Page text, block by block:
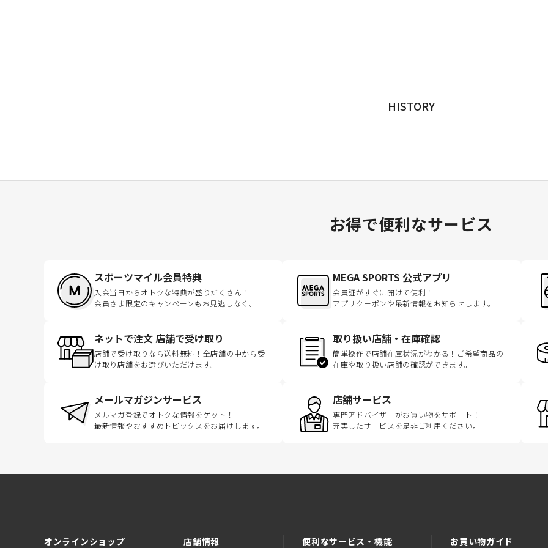
HISTORY
お得で便利なサービス
スポーツマイル会員特典
入会当日からオトクな特典が盛りだくさん！
会員さま限定のキャンペーンもお見逃しなく。
MEGA SPORTS 公式アプリ
会員証がすぐに開けて便利！
アプリクーポンや最新情報をお知らせします。
ネットで注文 店舗で受け取り
店舗で受け取りなら送料無料！全店舗の中から受
け取り店舗をお選びいただけます。
取り扱い店舗・在庫確認
簡単操作で店舗在庫状況がわかる！ご希望商品の
在庫や取り扱い店舗の確認ができます。
メールマガジンサービス
メルマガ登録でオトクな情報をゲット！
最新情報やおすすめトピックスをお届けします。
店舗サービス
専門アドバイザーがお買い物をサポート！
充実したサービスを是非ご利用ください。
オンラインショップ 店舗情報 便利なサービス・機能 お買い物ガイド